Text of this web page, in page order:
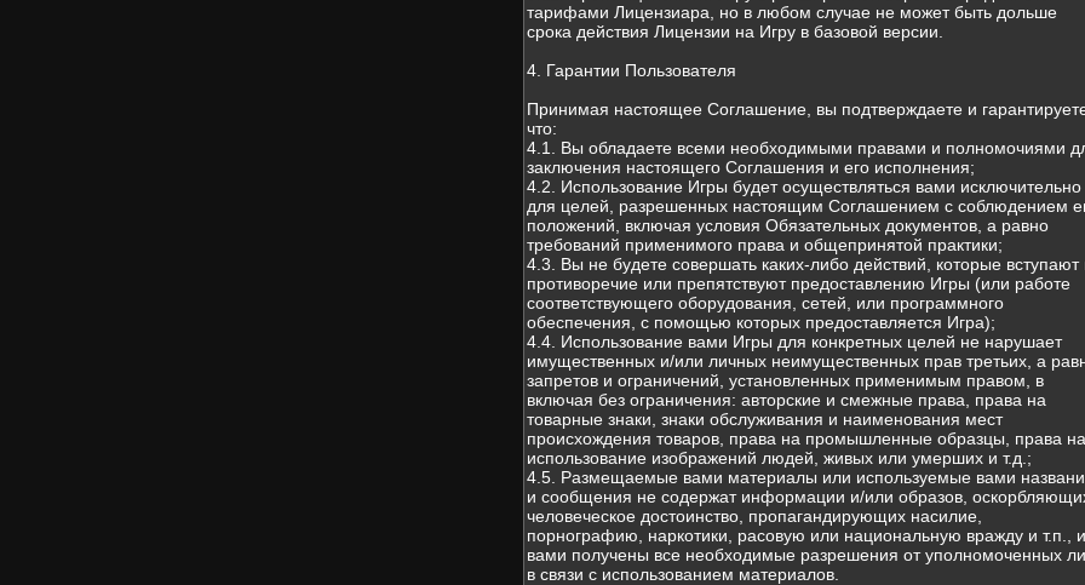
тарифами Лицензиара, но в любом случае не может быть дольше
срока действия Лицензии на Игру в базовой версии.
4. Гарантии Пользователя
Принимая настоящее Соглашение, вы подтверждаете и
что:
4.1. Вы обладаете всеми необходимыми правами и полномочиями
заключения настоящего Соглашения и его исполнения;
4.2. Использование Игры будет осуществляться вами исключительно
для целей, разрешенных настоящим Соглашением с соблюдением
положений, включая условия Обязательных документов, а равно
требований применимого права и общепринятой практики;
4.3. Вы не будете совершать каких-либо действий, которые вступают
противоречие или препятствуют предоставлению Игры (или работе
соответствующего оборудования, сетей, или программного
обеспечения, с помощью которых предоставляется Игра);
4.4. Использование вами Игры для конкретных целей не нарушает
имущественных и/или личных неимущественных прав третьих, а
запретов и ограничений, установленных применимым правом, в
включая без ограничения: авторские и смежные права, права на
товарные знаки, знаки обслуживания и наименования мест
происхождения товаров, права на промышленные образцы, права на
использование изображений людей, живых или умерших и т.д.;
4.5. Размещаемые вами материалы или используемые вами
и сообщения не содержат информации и/или образов,
человеческое достоинство, пропагандирующих насилие,
порнографию, наркотики, расовую или национальную вражду и т.п., и
вами получены все необходимые разрешения от уполномоченных
в связи с использованием материалов.